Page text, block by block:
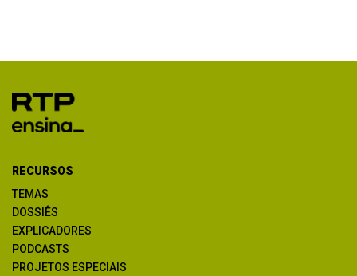
RECURSOS
TEMAS
DOSSIÊS
EXPLICADORES
PODCASTS
PROJETOS ESPECIAIS